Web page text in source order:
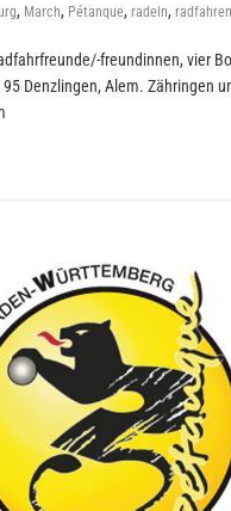
, March, Pétanque, radeln, radfahren
freundinnen, vier
Denzlingen, Alem. Zähringen